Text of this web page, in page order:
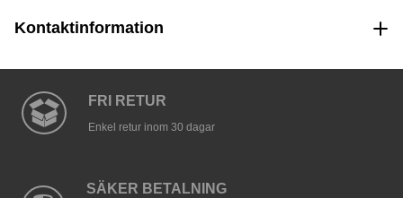
Kontaktinformation
FRI RETUR
Enkel retur inom 30 dagar
SÄKER BETALNING